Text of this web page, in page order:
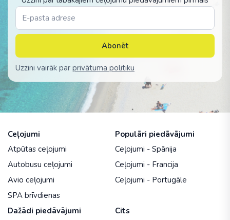
Abonēt
Uzzini vairāk par privātuma politiku
Ceļojumi
Atpūtas ceļojumi
Autobusu ceļojumi
Avio ceļojumi
SPA brīvdienas
Populāri piedāvājumi
Ceļojumi - Spānija
Ceļojumi - Francija
Ceļojumi - Portugāle
Dažādi piedāvājumi
Cits